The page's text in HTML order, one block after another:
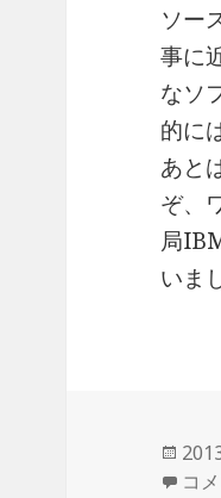
ソー
事に
なソ
的に
あと
ぞ、
局
いま
投
稿
コ